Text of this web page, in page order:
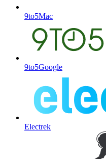
9to5Mac
9to5Google
Electrek